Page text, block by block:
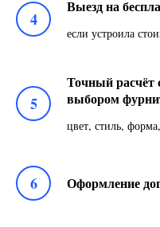
4
Выезд на
если устроила
5
Точный расчёт
выбором
цвет, стиль,
6 Оформление